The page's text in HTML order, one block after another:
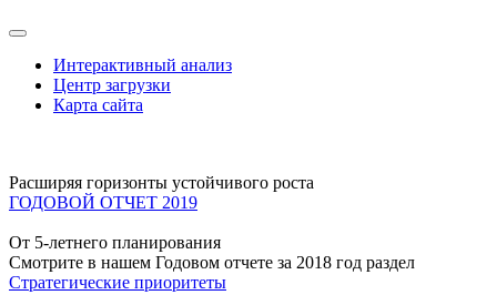
Интерактивный анализ
Центр загрузки
Карта сайта
Расширяя горизонты устойчивого роста
ГОДОВОЙ ОТЧЕТ 2019
От 5-летнего планирования
Смотрите в нашем Годовом отчете за 2018 год раздел
Стратегические приоритеты